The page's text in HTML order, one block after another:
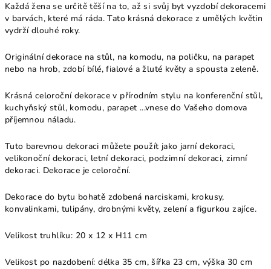
Každá žena se určitě těší na to, až si svůj byt vyzdobí dekoracemi
v barvách, které má ráda. Tato krásná dekorace z umělých květin
vydrží dlouhé roky.
Originální dekorace na stůl, na komodu, na poličku, na parapet
nebo na hrob, zdobí bílé, fialové a žluté květy a spousta zeleně.
Krásná celoroční dekorace v přírodním stylu na konferenční stůl,
kuchyňský stůl, komodu, parapet ...vnese do Vašeho domova
příjemnou náladu.
Tuto barevnou dekoraci můžete použít jako jarní dekoraci,
velikonoční dekoraci, letní dekoraci, podzimní dekoraci, zimní
dekoraci. Dekorace je celoroční.
Dekorace do bytu bohatě zdobená narciskami, krokusy,
konvalinkami, tulipány, drobnými květy, zelení a figurkou zajíce.
Velikost truhlíku: 20 x 12 x H11 cm
Velikost po nazdobení: délka 35 cm, šířka 23 cm, výška 30 cm